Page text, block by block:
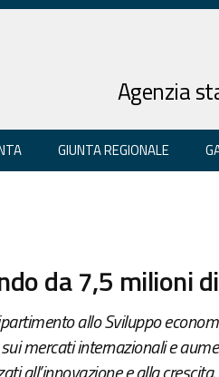
Agenzia
GIUNTA REGIONALE
da 7,5 milioni
allo Sviluppo
mercati internazionali e